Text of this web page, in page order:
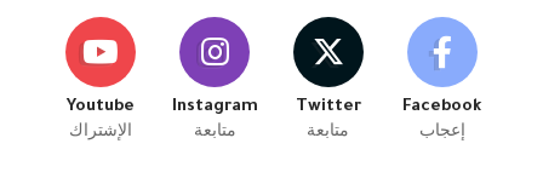
Facebook
إعجاب
Twitter
متابعة
Instagram
متابعة
Youtube
الإشتراك